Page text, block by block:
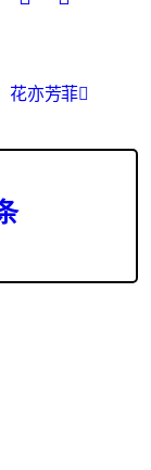
花亦芳菲